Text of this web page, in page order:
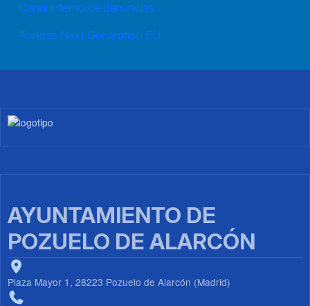
Canal interno de denuncias
Fondos Next Generation EU
Imagen
AYUNTAMIENTO DE
POZUELO DE ALARCÓN
Plaza Mayor 1, 28223 Pozuelo de Alarcón (Madrid)